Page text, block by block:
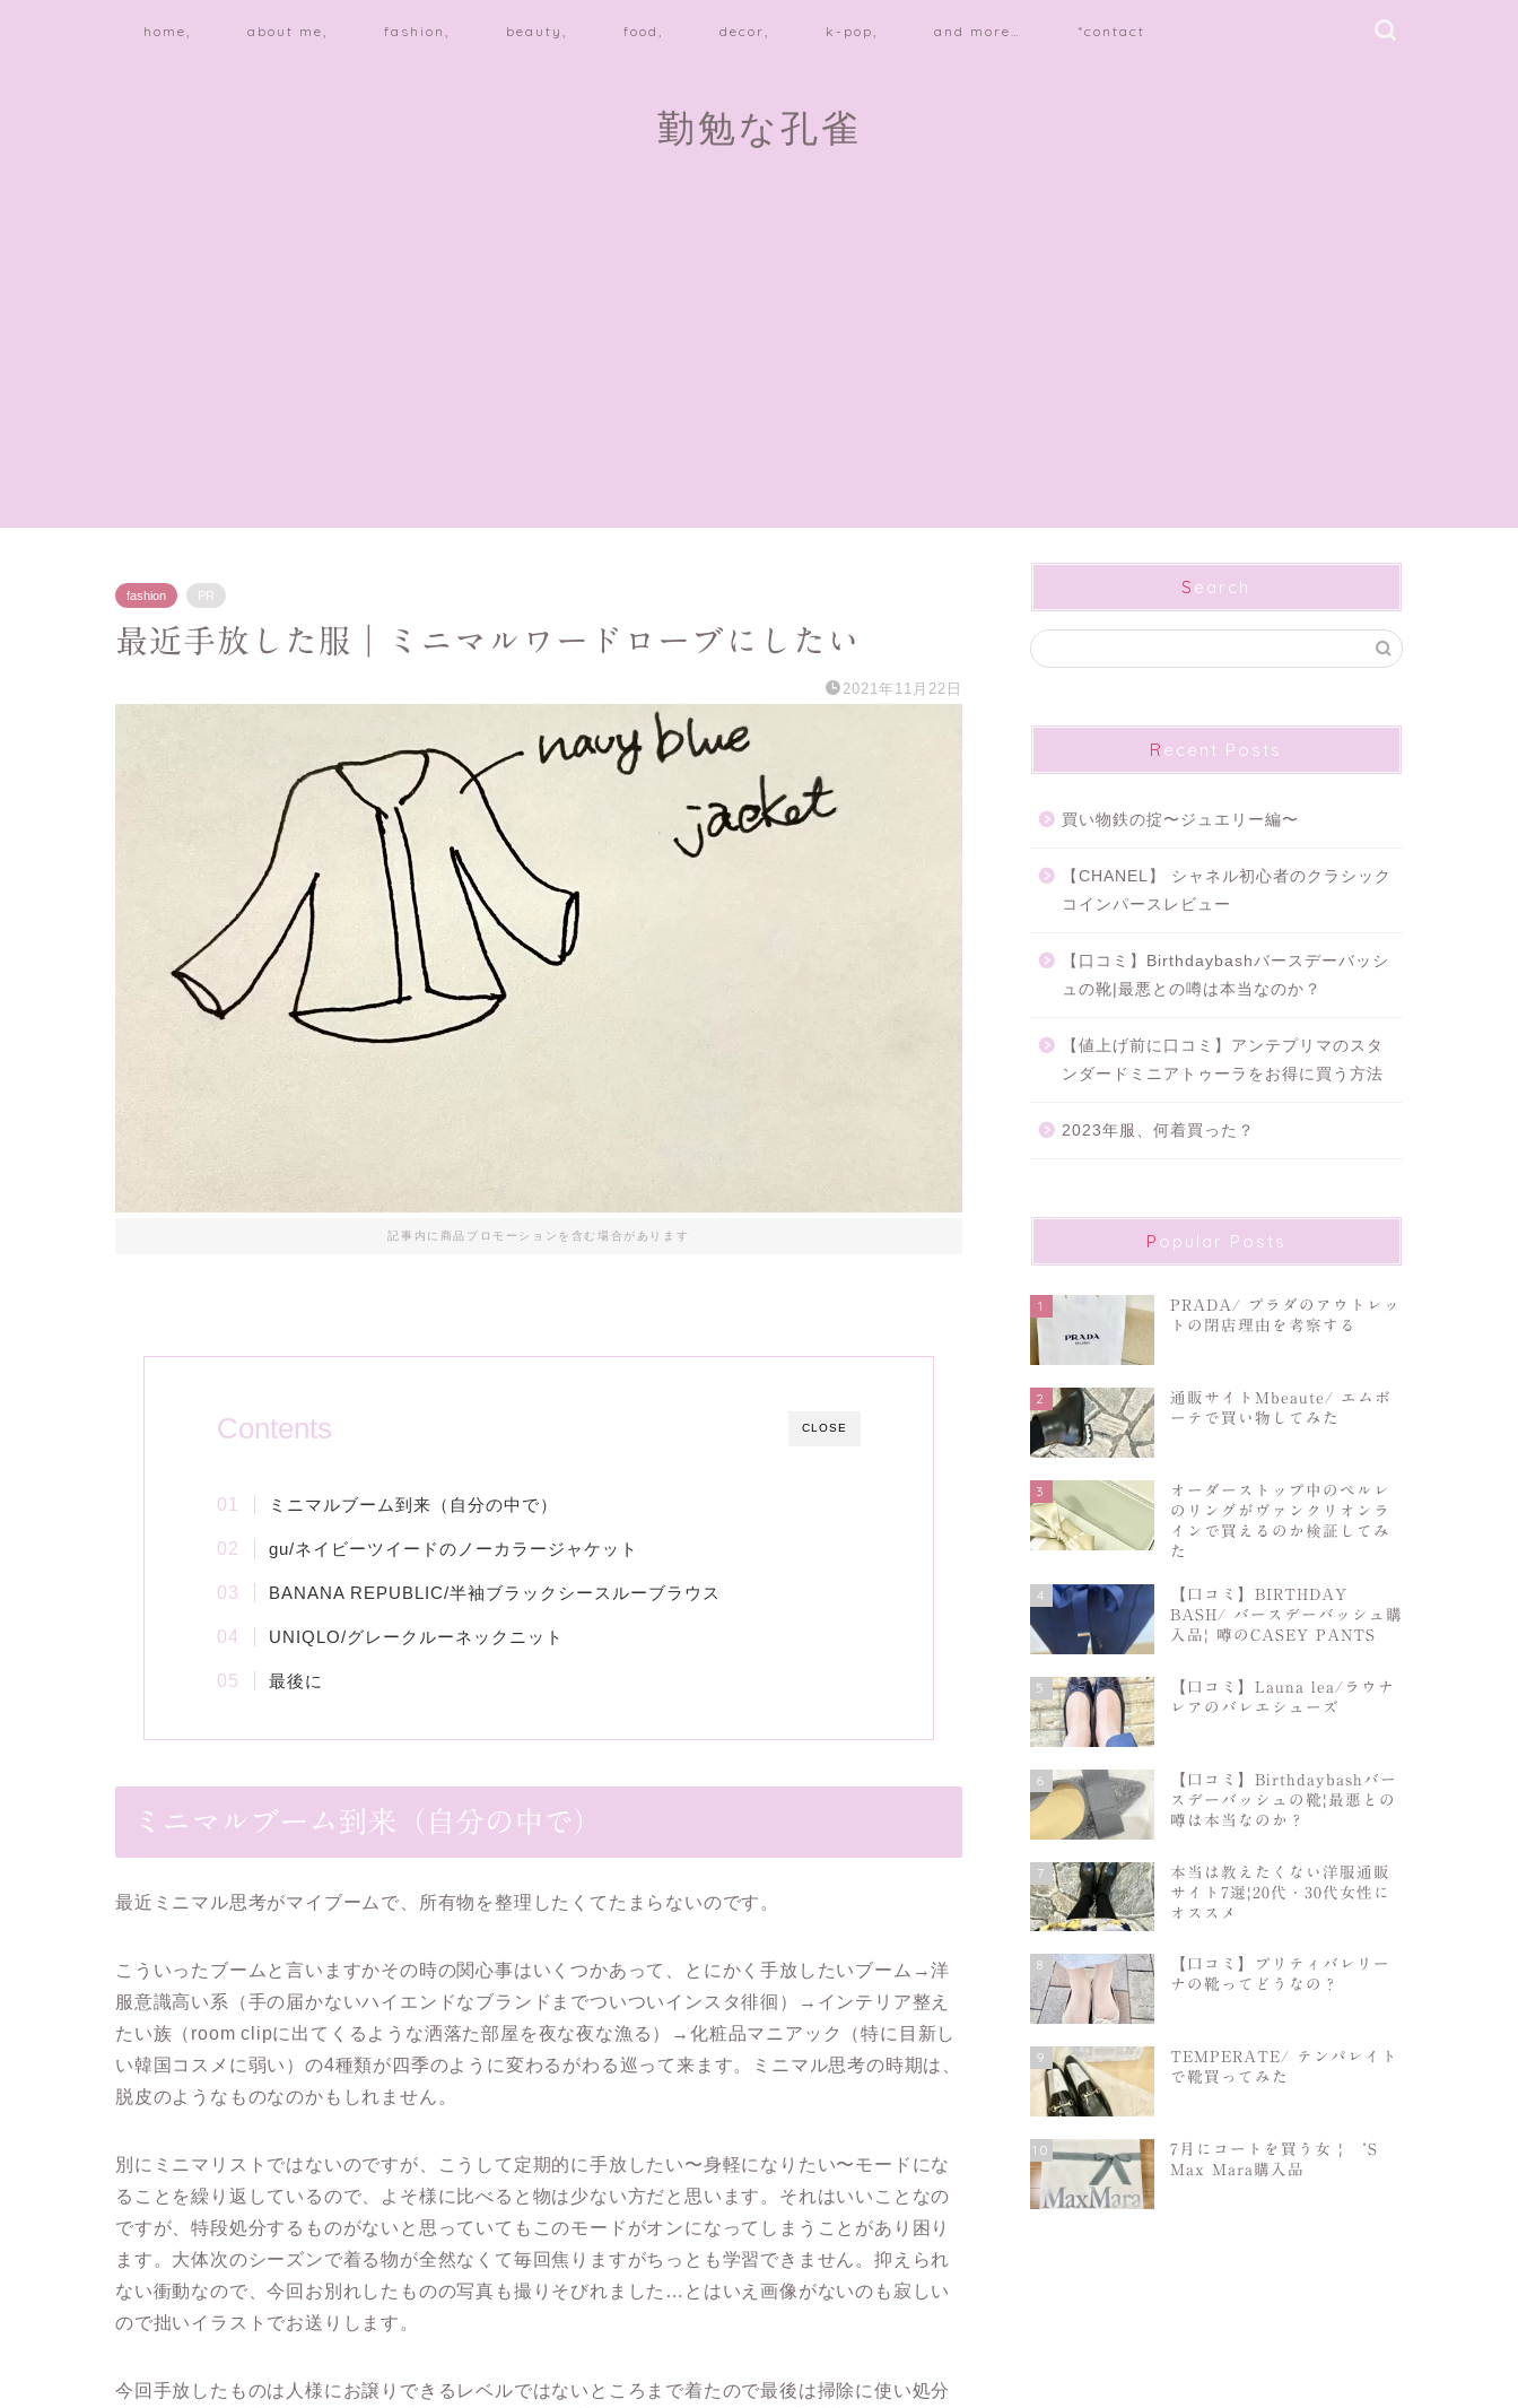
home, about me, fashion, beauty, food, decor, k-pop, and more… *contact
勤勉な孔雀
fashion PR
最近手放した服｜ミニマルワードローブにしたい
2021年11月22日
記事内に商品プロモーションを含む場合があります
CLOSE
Contents
ミニマルブーム到来（自分の中で）
gu/ネイビーツイードのノーカラージャケット
BANANA REPUBLIC/半袖ブラックシースルーブラウス
UNIQLO/グレークルーネックニット
最後に
ミニマルブーム到来（自分の中で）
最近ミニマル思考がマイブームで、所有物を整理したくてたまらないのです。
こういったブームと言いますかその時の関心事はいくつかあって、とにかく手放したいブーム→洋
服意識高い系（手の届かないハイエンドなブランドまでついついインスタ徘徊）→インテリア整え
たい族（room clipに出てくるような洒落た部屋を夜な夜な漁る）→化粧品マニアック（特に目新し
い韓国コスメに弱い）の4種類が四季のように変わるがわる巡って来ます。ミニマル思考の時期は、
脱皮のようなものなのかもしれません。
別にミニマリストではないのですが、こうして定期的に手放したい〜身軽になりたい〜モードにな
ることを繰り返しているので、よそ様に比べると物は少ない方だと思います。それはいいことなの
ですが、特段処分するものがないと思っていてもこのモードがオンになってしまうことがあり困り
ます。大体次のシーズンで着る物が全然なくて毎回焦りますがちっとも学習できません。抑えられ
ない衝動なので、今回お別れしたものの写真も撮りそびれました…とはいえ画像がないのも寂しい
ので拙いイラストでお送りします。
今回手放したものは人様にお譲りできるレベルではないところまで着たので最後は掃除に使い処分
Search
Recent Posts
買い物鉄の掟〜ジュエリー編〜
【CHANEL】 シャネル初心者のクラシック
コインパースレビュー
【口コミ】Birthdaybashバースデーバッシ
ュの靴|最悪との噂は本当なのか？
【値上げ前に口コミ】アンテプリマのスタ
ンダードミニアトゥーラをお得に買う方法
2023年服、何着買った？
Popular Posts
1
PRADA/ プラダのアウトレッ
トの閉店理由を考察する
2
通販サイトMbeaute/ エムボ
ーテで買い物してみた
3
オーダーストップ中のペルレ
のリングがヴァンクリオンラ
インで買えるのか検証してみ
た
4
【口コミ】BIRTHDAY
BASH/ バースデーバッシュ購
入品| 噂のCASEY PANTS
5
【口コミ】Launa lea/ラウナ
レアのバレエシューズ
6
【口コミ】Birthdaybashバー
スデーバッシュの靴|最悪との
噂は本当なのか？
7
本当は教えたくない洋服通販
サイト7選|20代・30代女性に
オススメ
8
【口コミ】プリティバレリー
ナの靴ってどうなの？
9
TEMPERATE/ テンパレイト
で靴買ってみた
10
7月にコートを買う女 | ‘S
Max Mara購入品